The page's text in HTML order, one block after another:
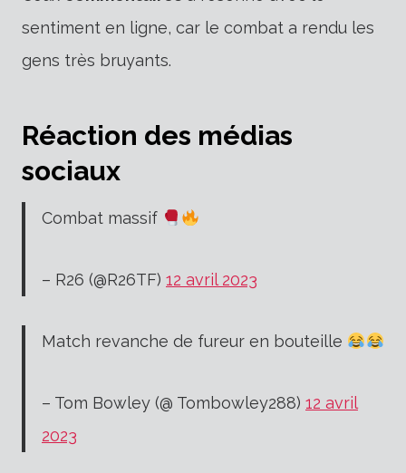
sentiment en ligne, car le combat a rendu les
gens très bruyants.
Réaction des médias
sociaux
Combat massif
– R26 (@R26TF) 12 avril 2023
Match revanche de fureur en bouteille
– Tom Bowley (@ Tombowley288) 12 avril
2023